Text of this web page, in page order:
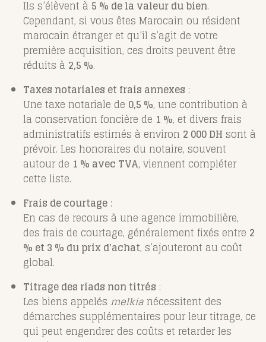
Ils s’élèvent à 5 % de la valeur du bien.
Cependant, si vous êtes Marocain ou résident
marocain étranger et qu’il s’agit de votre
première acquisition, ces droits peuvent être
réduits à 2,5 %.
Taxes notariales et frais annexes :
Une taxe notariale de 0,5 %, une contribution à
la conservation foncière de 1 %, et divers frais
administratifs estimés à environ 2 000 DH sont à
prévoir. Les honoraires du notaire, souvent
autour de 1 % avec TVA, viennent compléter
cette liste.
Frais de courtage :
En cas de recours à une agence immobilière,
des frais de courtage, généralement fixés entre 2
% et 3 % du prix d'achat, s’ajouteront au coût
global.
Titrage des riads non titrés :
Les biens appelés melkia nécessitent des
démarches supplémentaires pour leur titrage, ce
qui peut engendrer des coûts et retarder les